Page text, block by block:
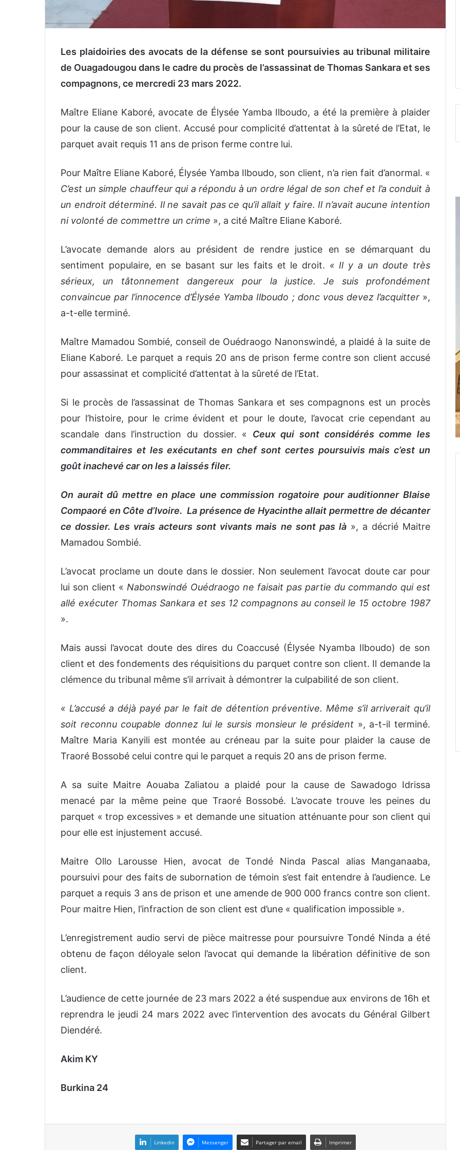
Les plaidoiries des avocats de la défense se sont poursuivies au tribunal militaire
de Ouagadougou dans le cadre du procès de l’assassinat de Thomas Sankara et ses
compagnons, ce mercredi 23 mars 2022.
Maître Eliane Kaboré, avocate de Élysée Yamba Ilboudo, a été la première à plaider
pour la cause de son client. Accusé pour complicité d’attentat à la sûreté de l’Etat, le
parquet avait requis 11 ans de prison ferme contre lui.
Pour Maître Eliane Kaboré, Élysée Yamba Ilboudo, son client, n’a rien fait d’anormal. «
C’est un simple chauffeur qui a répondu à un ordre légal de son chef et l’a conduit à
un endroit déterminé. Il ne savait pas ce qu’il allait y faire. Il n’avait aucune intention
ni volonté de commettre un crime », a cité Maître Eliane Kaboré.
L’avocate demande alors au président de rendre justice en se démarquant du
sentiment populaire, en se basant sur les faits et le droit. « Il y a un doute très
sérieux, un tâtonnement dangereux pour la justice. Je suis profondément
convaincue par l’innocence d’Élysée Yamba Ilboudo ; donc vous devez l’acquitter»,
a-t-elle terminé.
Maître Mamadou Sombié, conseil de Ouédraogo Nanonswindé, a plaidé à la suite de
Eliane Kaboré. Le parquet a requis 20 ans de prison ferme contre son client accusé
pour assassinat et complicité d’attentat à la sûreté de l’Etat.
Si le procès de l’assassinat de Thomas Sankara et ses compagnons est un procès
pour l’histoire, pour le crime évident et pour le doute, l’avocat crie cependant au
scandale dans l’instruction du dossier. « Ceux qui sont considérés comme les
commanditaires et les exécutants en chef sont certes poursuivis mais c’est un
goût inachevé car on les a laissés filer.
On aurait dû mettre en place une commission rogatoire pour auditionner Blaise
Compaoré en Côte d’Ivoire. La présence de Hyacinthe allait permettre de décanter
ce dossier. Les vrais acteurs sont vivants mais ne sont pas là », a décrié Maitre
Mamadou Sombié.
L’avocat proclame un doute dans le dossier. Non seulement l’avocat doute car pour
lui son client « Nabonswindé Ouédraogo ne faisait pas partie du commando qui est
allé exécuter Thomas Sankara et ses 12 compagnons au conseil le 15 octobre 1987
».
Mais aussi l’avocat doute des dires du Coaccusé (Élysée Nyamba Ilboudo) de son
client et des fondements des réquisitions du parquet contre son client. Il demande la
clémence du tribunal même s’il arrivait à démontrer la culpabilité de son client.
« L’accusé a déjà payé par le fait de détention préventive. Même s’il arriverait qu’il
soit reconnu coupable donnez lui le sursis monsieur le président », a-t-il terminé.
Maître Maria Kanyili est montée au créneau par la suite pour plaider la cause de
Traoré Bossobé celui contre qui le parquet a requis 20 ans de prison ferme.
A sa suite Maitre Aouaba Zaliatou a plaidé pour la cause de Sawadogo Idrissa
menacé par la même peine que Traoré Bossobé. L’avocate trouve les peines du
parquet « trop excessives » et demande une situation atténuante pour son client qui
pour elle est injustement accusé.
Maitre Ollo Larousse Hien, avocat de Tondé Ninda Pascal alias Manganaaba,
poursuivi pour des faits de subornation de témoin s’est fait entendre à l’audience. Le
parquet a requis 3 ans de prison et une amende de 900 000 francs contre son client.
Pour maitre Hien, l’infraction de son client est d’une « qualification impossible ».
L’enregistrement audio servi de pièce maitresse pour poursuivre Tondé Ninda a été
obtenu de façon déloyale selon l’avocat qui demande la libération définitive de son
client.
L’audience de cette journée de 23 mars 2022 a été suspendue aux environs de 16h et
reprendra le jeudi 24 mars 2022 avec l’intervention des avocats du Général Gilbert
Diendéré.
Akim KY
Burkina 24
Linkedin Messenger Partager par email Imprimer